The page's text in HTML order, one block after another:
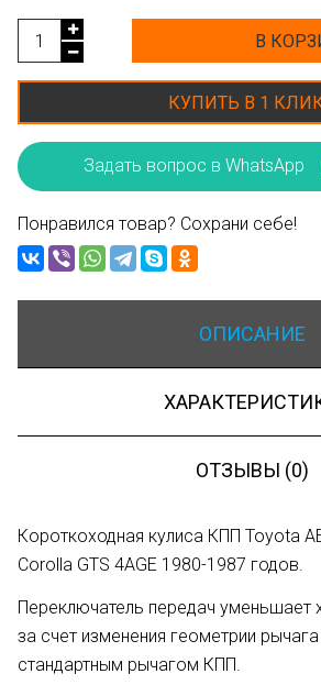
В
КУПИТЬ В 1
Задать вопрос в WhatsApp
Понравился товар? Сохрани себе!
ОПИСАНИЕ
ОТЗЫВЫ (0)
Короткоходная кулиса КПП Toyota
Corolla GTS 4AGE 1980-1987 годов.
Переключатель передач уменьшает
за счет изменения геометрии
стандартным рычагом КПП.